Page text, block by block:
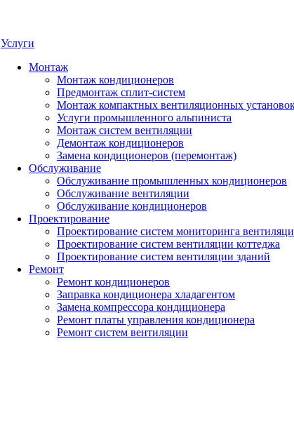
Услуги
Монтаж
Монтаж кондиционеров
Предмонтаж сплит-систем
Монтаж компактных вентиляционных
Услуги промышленного альпиниста
Монтаж систем вентиляции
Демонтаж кондиционеров
Замена кондиционеров (перемонтаж)
Обслуживание
Обслуживание промышленных кондиционеров
Обслуживание вентиляции
Обслуживание кондиционеров
Проектирование
Проектирование систем мониторинга
Проектирование систем вентиляции коттеджа
Проектирование систем вентиляции зданий
Ремонт
Ремонт кондиционеров
Заправка кондиционера хладагентом
Замена компрессора кондиционера
Ремонт платы управления кондиционера
Ремонт систем вентиляции